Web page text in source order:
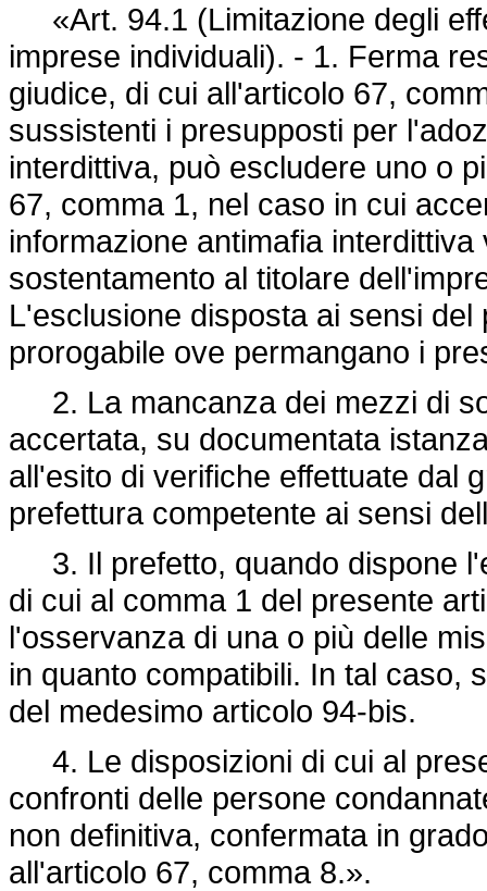
«Art. 94.1 (Limitazione degli
imprese individuali). - 1. Ferma
giudice, di cui all'articolo 67,
sussistenti i presupposti per
interdittiva, può escludere uno o
67, comma 1, nel caso in cui
informazione antimafia
sostentamento al titolare
L'esclusione disposta ai sensi
prorogabile ove permangano i
2. La mancanza dei mezzi di
accertata, su documentata
all'esito di verifiche effettuate dal
prefettura competente ai sensi
3. Il prefetto, quando dispone
di cui al comma 1 del presente
l'osservanza di una o più delle
in quanto compatibili. In tal caso,
del medesimo articolo 94-bis.
4. Le disposizioni di cui al
confronti delle persone
non definitiva, confermata in
all'articolo 67, comma 8.».